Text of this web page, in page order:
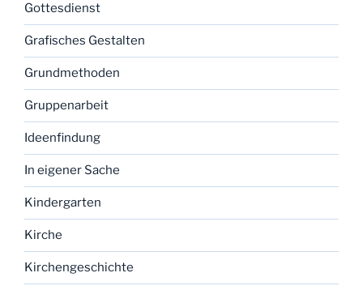
Gottesdienst
Grafisches Gestalten
Grundmethoden
Gruppenarbeit
Ideenfindung
In eigener Sache
Kindergarten
Kirche
Kirchengeschichte